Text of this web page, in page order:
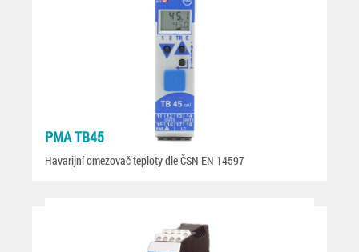
PMA TB45
Havarijní omezovač teploty dle ČSN EN 14597